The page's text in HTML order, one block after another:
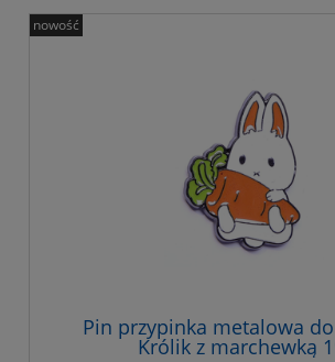
Pin przypinka metalowa
Królik z marchewką
nowość